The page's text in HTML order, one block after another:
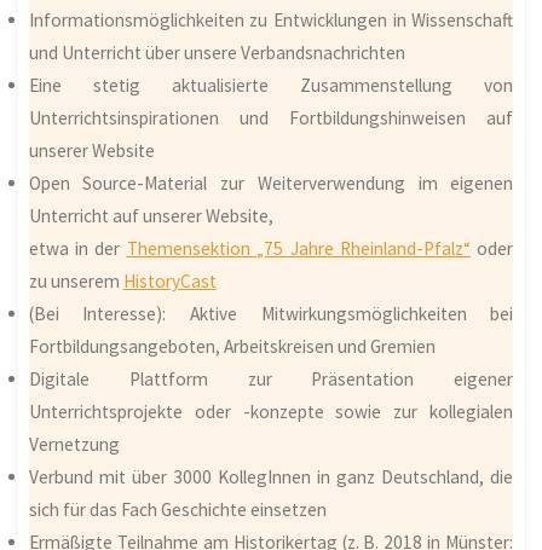
Informationsmöglichkeiten zu Entwicklungen in Wissenschaft
und Unterricht über unsere Verbandsnachrichten
Eine stetig aktualisierte Zusammenstellung von
Unterrichtsinspirationen und Fortbildungshinweisen auf
unserer Website
Open Source-Material zur Weiterverwendung im eigenen
Unterricht auf unserer Website,
etwa in der Themensektion „75 Jahre Rheinland-Pfalz“ oder
zu unserem HistoryCast
(Bei Interesse): Aktive Mitwirkungsmöglichkeiten bei
Fortbildungsangeboten, Arbeitskreisen und Gremien
Digitale Plattform zur Präsentation eigener
Unterrichtsprojekte oder -konzepte sowie zur kollegialen
Vernetzung
Verbund mit über 3000 KollegInnen in ganz Deutschland, die
sich für das Fach Geschichte einsetzen
Ermäßigte Teilnahme am Historikertag (z. B. 2018 in Münster: